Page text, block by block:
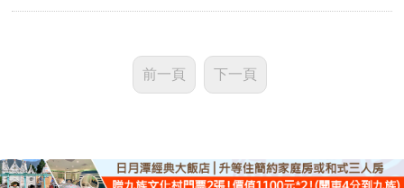
前一頁 下一頁